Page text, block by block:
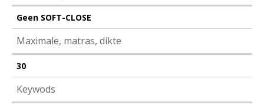
Geen SOFT-CLOSE
Maximale, matras, dikte
30
Keywods